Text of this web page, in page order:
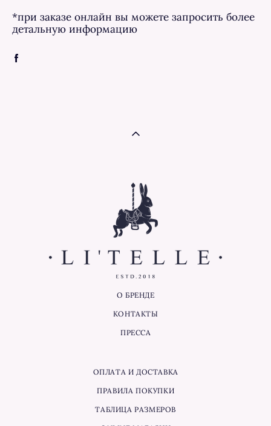
*при заказе онлайн вы можете запросить более
детальную информацию
О БРЕНДЕ
КОНТАКТЫ
ПРЕССА
ОПЛАТА И ДОСТАВКА
ПРАВИЛА ПОКУПКИ
ТАБЛИЦА РАЗМЕРОВ